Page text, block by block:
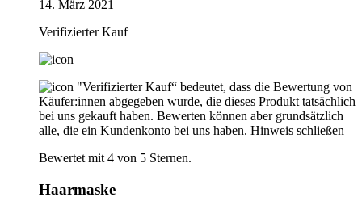
14. März 2021
Verifizierter Kauf
"Verifizierter Kauf“ bedeutet, dass die Bewertung von
Käufer:innen abgegeben wurde, die dieses Produkt tatsächlich
bei uns gekauft haben. Bewerten können aber grundsätzlich
alle, die ein Kundenkonto bei uns haben. Hinweis schließen
Bewertet mit 4 von 5 Sternen.
Haarmaske